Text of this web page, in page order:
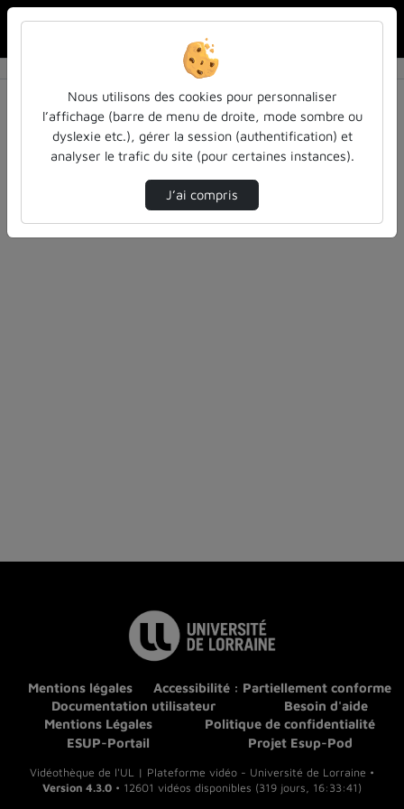
Résultats de la recherche
Filtres actifs (cliquer pour en retirer) :
Français
inspe-de-lorraine pleiades
Mentions légales
Accessibilité : Partiellement conforme
Documentation utilisateur
Besoin d'aide
Mentions Légales
Politique de confidentialité
ESUP-Portail
Projet Esup-Pod
Vidéothèque de l'UL | Plateforme vidéo - Université de Lorraine •
Version 4.3.0 • 12601 vidéos disponibles (319 jours, 16:33:41)
Nous utilisons des cookies pour personnaliser
l’affichage (barre de menu de droite, mode sombre ou
dyslexie etc.), gérer la session (authentification) et
analyser le trafic du site (pour certaines instances).
J’ai compris